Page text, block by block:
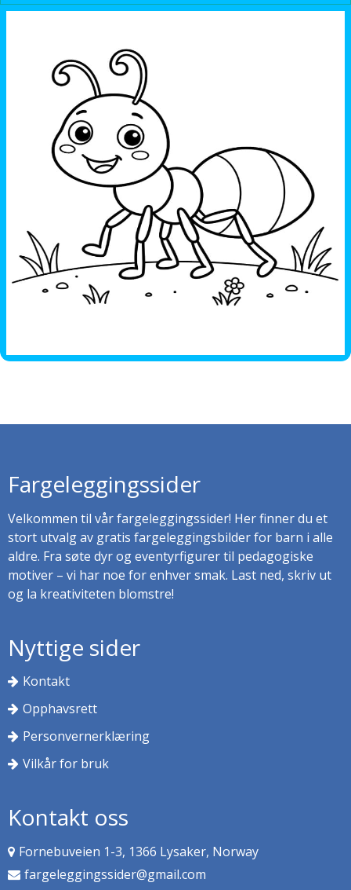
Fargeleggingssider
Velkommen til vår fargeleggingssider! Her finner du et
stort utvalg av gratis fargeleggingsbilder for barn i alle
aldre. Fra søte dyr og eventyrfigurer til pedagogiske
motiver – vi har noe for enhver smak. Last ned, skriv ut
og la kreativiteten blomstre!
Nyttige sider
Kontakt
Opphavsrett
Personvernerklæring
Vilkår for bruk
Kontakt oss
Fornebuveien 1-3, 1366 Lysaker, Norway
fargeleggingssider@gmail.com